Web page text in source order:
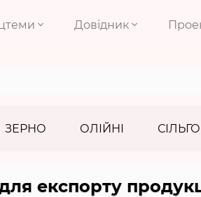
Довідник
ЗЕРНО ОЛІЙНІ
експорту